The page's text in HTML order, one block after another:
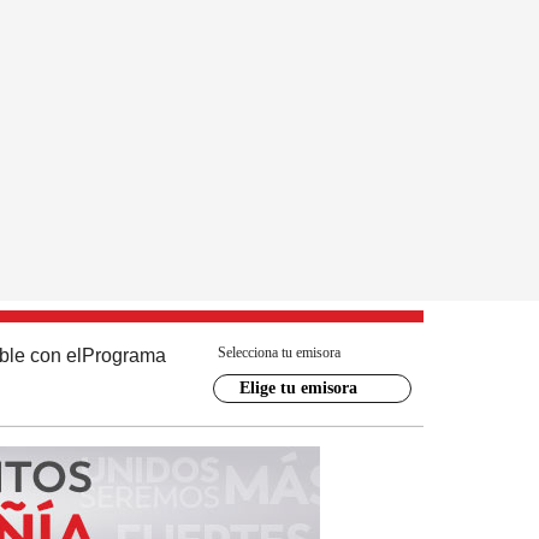
con el Programa Selecciona tu emisora
Elige tu emisora